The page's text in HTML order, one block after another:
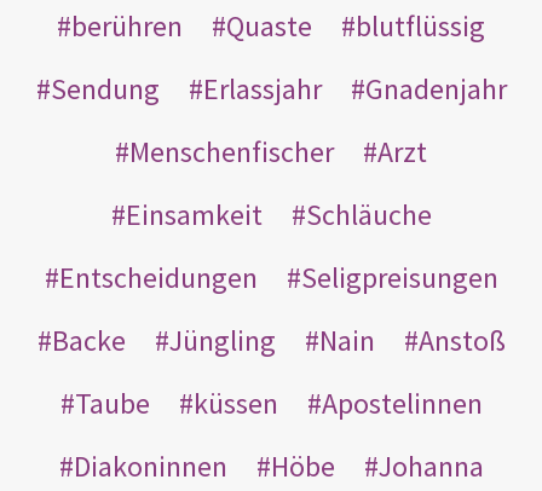
berühren
Quaste
blutflüssig
Sendung
Erlassjahr
Gnadenjahr
Menschenfischer
Arzt
Einsamkeit
Schläuche
Entscheidungen
Seligpreisungen
Backe
Jüngling Nain
Anstoß
Taube
küssen
Apostelinnen
Diakoninnen
Höbe
Johanna